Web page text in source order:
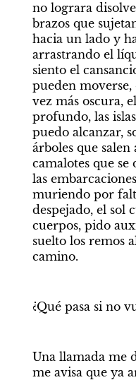
no lograra
brazos que
hacia un lado y
arrastrando el
siento el
pueden moverse,
vez más oscura,
profundo, las
puedo alcanzar,
árboles que salen
camalotes que
las
muriendo por
despejado, el sol
cuerpos, pido
suelto los remos
camino.
¿Qué pasa si no
Una llamada me
me avisa que ya